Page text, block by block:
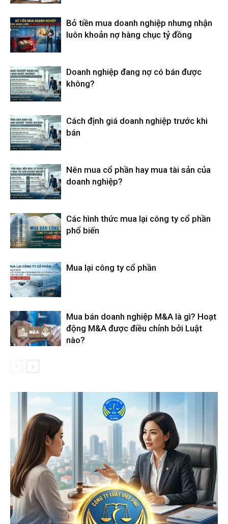
Bỏ tiền mua doanh nghiệp nhưng nhận
luôn khoản nợ hàng chục tỷ đồng
Doanh nghiệp đang nợ có bán được
không?
Cách định giá doanh nghiệp trước khi
bán
Nên mua cổ phần hay mua tài sản của
doanh nghiệp?
Các hình thức mua lại công ty cổ phần
phổ biến
Mua lại công ty cổ phần
Mua bán doanh nghiệp M&A là gì? Hoạt
động M&A được điều chỉnh bởi Luật
nào?